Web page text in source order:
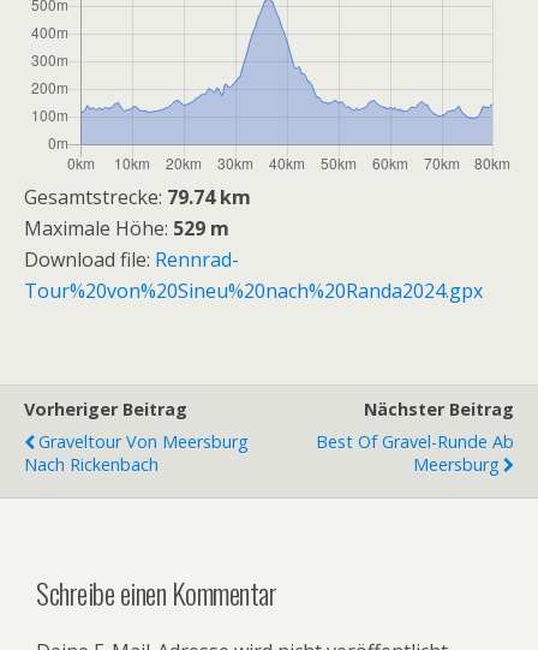
Gesamtstrecke: 79.74 km
Maximale Höhe: 529 m
Download file: Rennrad-
Tour%20von%20Sineu%20nach%20Randa2024.gpx
Vorheriger Beitrag
Graveltour Von Meersburg
Nach Rickenbach
Nächster Beitrag
Best Of Gravel-Runde Ab
Meersburg
Schreibe einen Kommentar